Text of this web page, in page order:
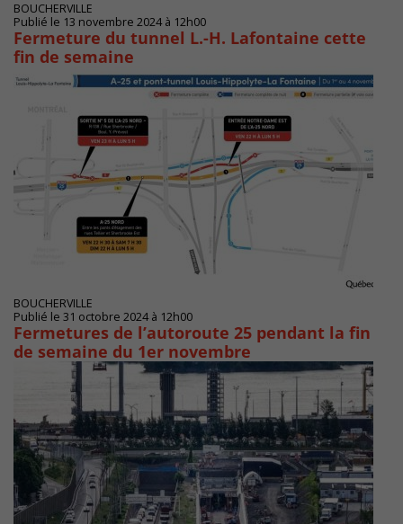
BOUCHERVILLE
Publié le 13 novembre 2024 à 12h00
Fermeture du tunnel L.-H. Lafontaine cette
fin de semaine
BOUCHERVILLE
Publié le 31 octobre 2024 à 12h00
Fermetures de l’autoroute 25 pendant la fin
de semaine du 1er novembre